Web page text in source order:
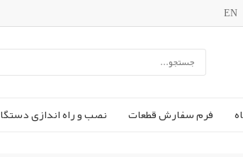
EN
فرم سفارش قطعات نصب و راه اندازی